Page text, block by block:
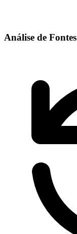
Análise de Fontes